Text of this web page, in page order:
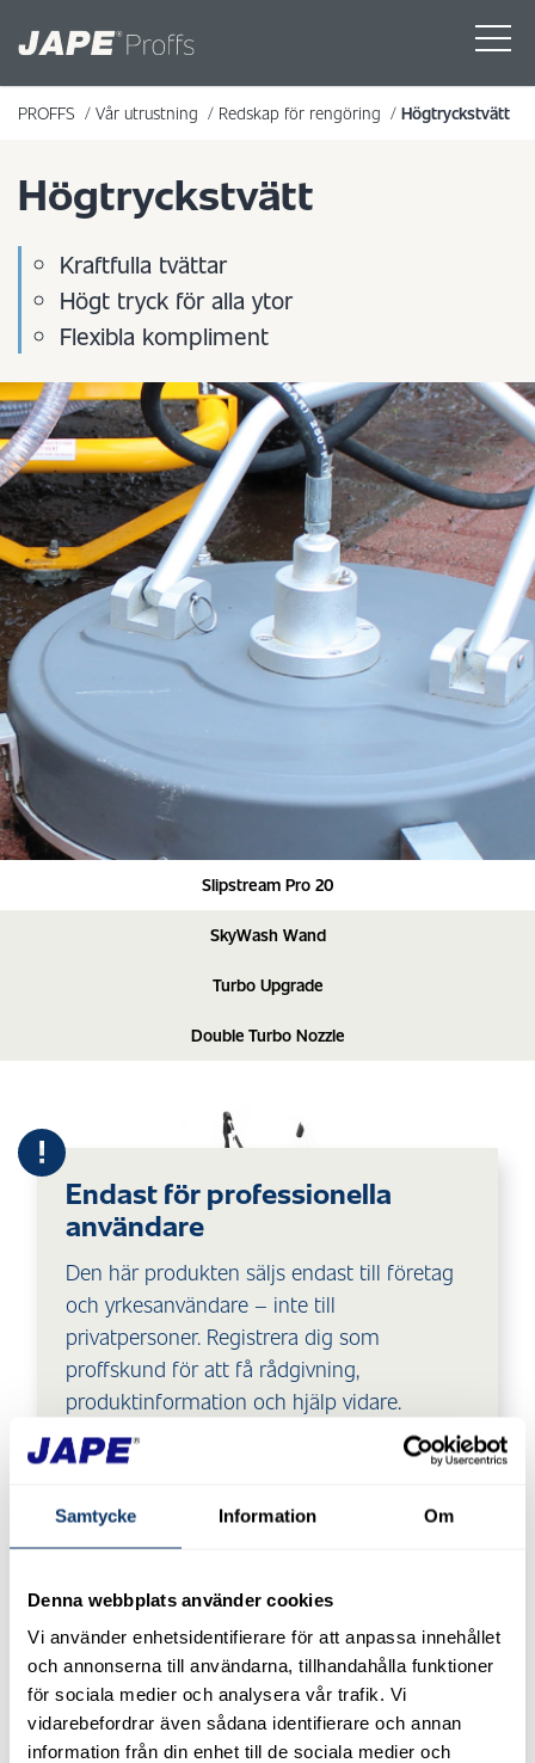
Samtycke Information Om
Denna webbplats använder cookies
Vi använder enhetsidentifierare för att anpassa innehållet
och annonserna till användarna, tillhandahålla funktioner
för sociala medier och analysera vår trafik. Vi
vidarebefordrar även sådana identifierare och annan
information från din enhet till de sociala medier och
PROFFS / Vår utrustning / Redskap för rengöring / Högtryckstvätt
Högtryckstvätt
Kraftfulla tvättar
Högt tryck för alla ytor
Flexibla kompliment
Slipstream Pro 20
SkyWash Wand
Turbo Upgrade
Double Turbo Nozzle
SPECIFIKATION
Bredd: 63 cm, höjd: 81 cm, djup 78 cm.
liter/minut
Produktinformation
Endast för professionella
användare
Den här produkten säljs endast till företag
och yrkesanvändare – inte till
privatpersoner. Registrera dig som
proffskund för att få rådgivning,
produktinformation och hjälp vidare.
LOGGA IN ELLER REGISTRERA DIG SOM
Slipstream Pro 20 är en bensindriven högtryckstvätt